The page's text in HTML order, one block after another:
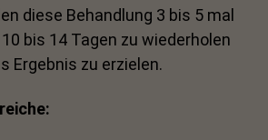
diese Behandlung 3 bis 5 mal
bis 14 Tagen zu wiederholen
Ergebnis zu erzielen.